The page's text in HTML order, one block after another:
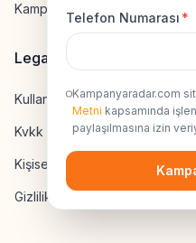
Telefon Numarası *
Kampanyaradar.com
Metni kapsamında
paylaşılmasına izin
Kampanyaya Katılma
Legal
Kullanıcı Sözleşmesi
Kvkk Uyumluluk
Kişisel Veri İzni
Gizlilik Sözleşmesi